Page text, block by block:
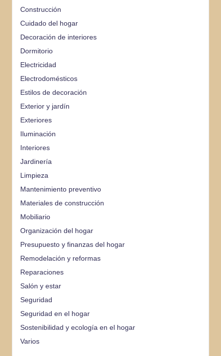
Construcción
Cuidado del hogar
Decoración de interiores
Dormitorio
Electricidad
Electrodomésticos
Estilos de decoración
Exterior y jardín
Exteriores
Iluminación
Interiores
Jardinería
Limpieza
Mantenimiento preventivo
Materiales de construcción
Mobiliario
Organización del hogar
Presupuesto y finanzas del hogar
Remodelación y reformas
Reparaciones
Salón y estar
Seguridad
Seguridad en el hogar
Sostenibilidad y ecología en el hogar
Varios